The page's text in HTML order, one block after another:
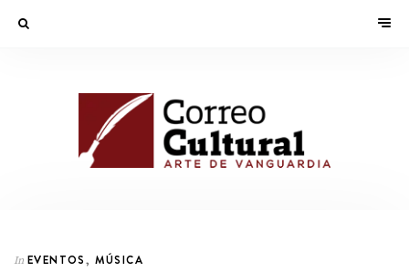
In EVENTOS, MÚSICA